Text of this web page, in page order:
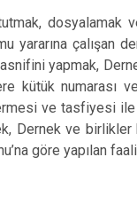
dosyalamak
yararına çalışan
yapmak,
kütük
ve tasfiyesi
Dernek ve
göre yapılan